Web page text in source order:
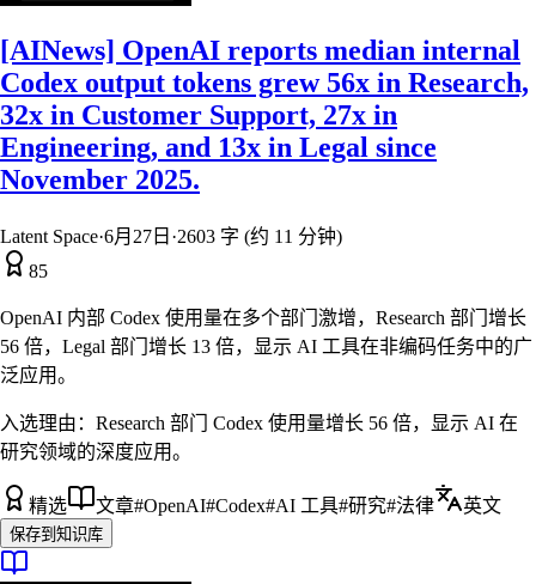
[AINews] OpenAI reports median internal
Codex output tokens grew 56x in Research,
32x in Customer Support, 27x in
Engineering, and 13x in Legal since
November 2025.
Latent Space·6月27日 ·2603 字 (约 11 分钟)
85
OpenAI 内部 Codex 使用量在多个部门激增，Research 部门增长
56 倍，Legal 部门增长 13 倍，显示 AI 工具在非编码任务中的广
泛应用。
入选理由： Research 部门 Codex 使用量增长 56 倍，显示 AI 在
研究领域的深度应用。
精选 文章#OpenAI#Codex#AI 工具#研究#法律 英文
保存到知识库